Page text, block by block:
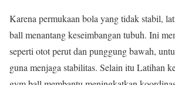
Karena permukaan bola yang tidak stabil,
ball menantang keseimbangan tubuh. Ini
seperti otot perut dan punggung bawah,
guna menjaga stabilitas. Selain itu Latihan